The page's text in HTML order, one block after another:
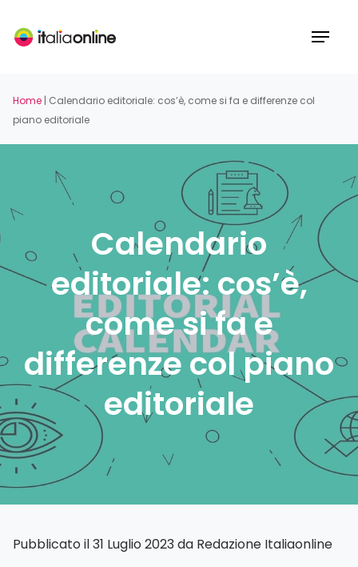
main
Menu
Home | Calendario editoriale: cos’è, come si fa e differenze col
piano editoriale
Calendario
editoriale: cos’è,
come si fa e
differenze col piano
editoriale
Pubblicato il 31 Luglio 2023 da Redazione Italiaonline